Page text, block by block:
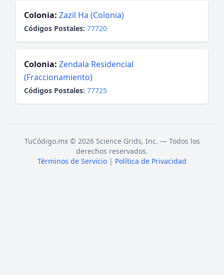
Colonia: Zazil Ha (Colonia)
Códigos Postales: 77720
Colonia: Zendala Residencial
(Fraccionamiento)
Códigos Postales: 77725
TuCódigo.mx © 2026 Science Grids, Inc. — Todos los
derechos reservados.
Términos de Servicio | Política de Privacidad